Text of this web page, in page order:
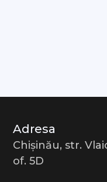
Adresa
Chișinău, str.
of. 5D